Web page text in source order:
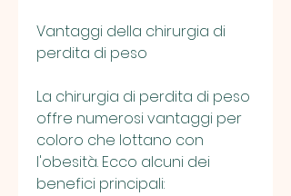
Vantaggi della chirurgia di
perdita di peso
La chirurgia di perdita di peso
offre numerosi vantaggi per
coloro che lottano con
l'obesità. Ecco alcuni dei
benefici principali: